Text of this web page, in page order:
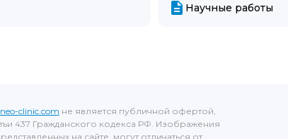
Научные работы
neo-clinic.com не является публичной офертой,
437 Гражданского кодекса РФ. Изображения
на сайте, могут отличаться от